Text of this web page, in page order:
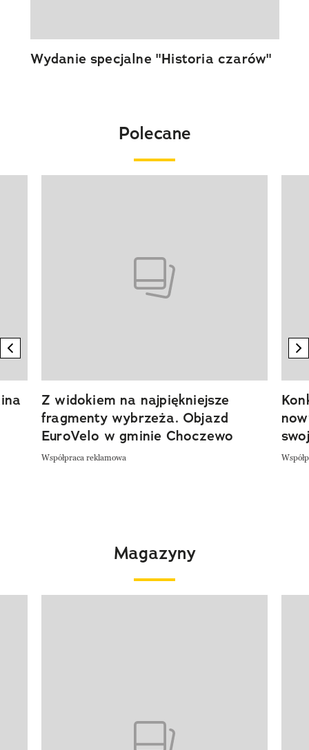
Wydanie specjalne "Historia czarów"
Polecane
previous element
Z widokiem na najpiękniejsze
fragmenty wybrzeża. Objazd
EuroVelo w gminie Choczewo
Współpraca reklamowa
Magazyny